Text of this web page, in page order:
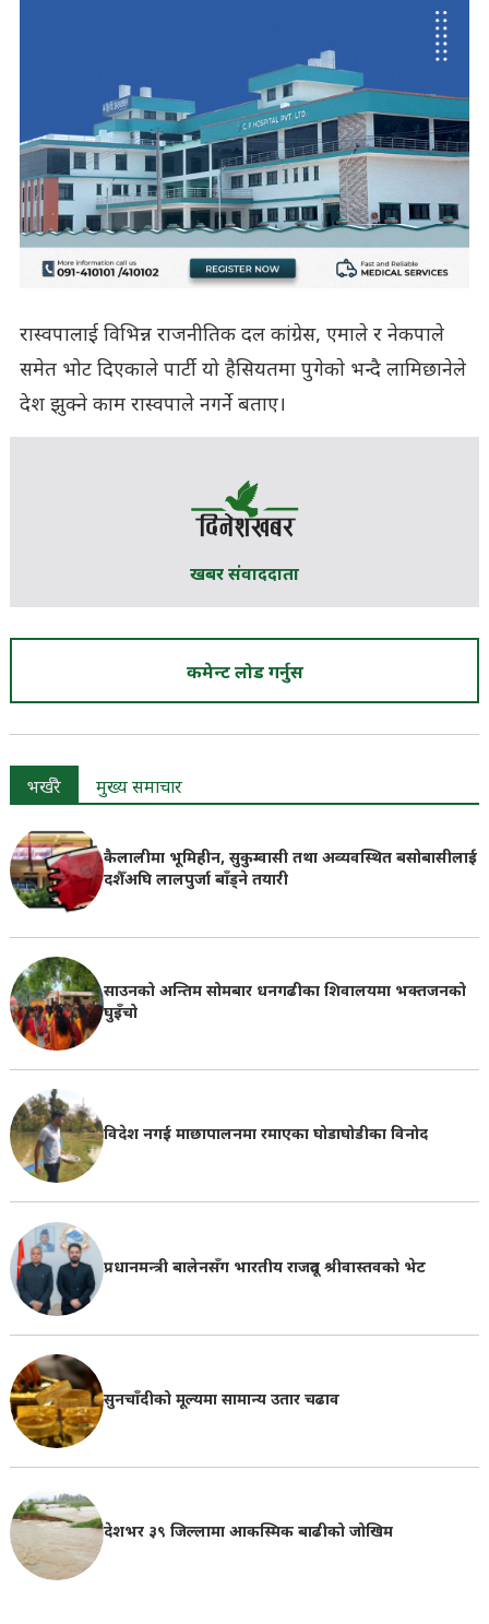
रास्वपालाई विभिन्न राजनीतिक दल कांग्रेस, एमाले र नेकपाले
समेत भोट दिएकाले पार्टी यो हैसियतमा पुगेकाे भन्दै लामिछानेले
देश झुक्ने काम रास्वपाले नगर्ने बताए।
खबर संवाददाता
कमेन्ट लोड गर्नुस
भर्खरै मुख्य समाचार
कैलालीमा भूमिहीन, सुकुम्वासी तथा अव्यवस्थित बसोबासीलाई
दशैँअघि लालपुर्जा बाँड्ने तयारी
साउनको अन्तिम सोमबार धनगढीका शिवालयमा भक्तजनको
घुइँचो
विदेश नगई माछापालनमा रमाएका घोडाघोडीका विनोद
प्रधानमन्त्री बालेनसँग भारतीय राजदूत श्रीवास्तवको भेट
सुनचाँदीको मूल्यमा सामान्य उतार चढाव
देशभर ३९ जिल्लामा आकस्मिक बाढीको जोखिम